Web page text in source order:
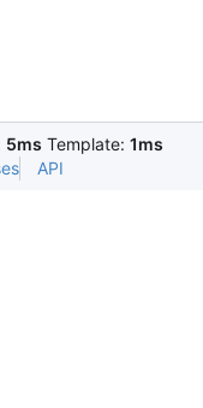
5ms Template: 1ms
API